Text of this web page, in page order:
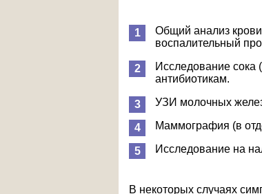
Общий анализ
воспалительный
Исследование сока
антибиотикам.
УЗИ молочных
Маммография (в
Исследование на
В некоторых случаях